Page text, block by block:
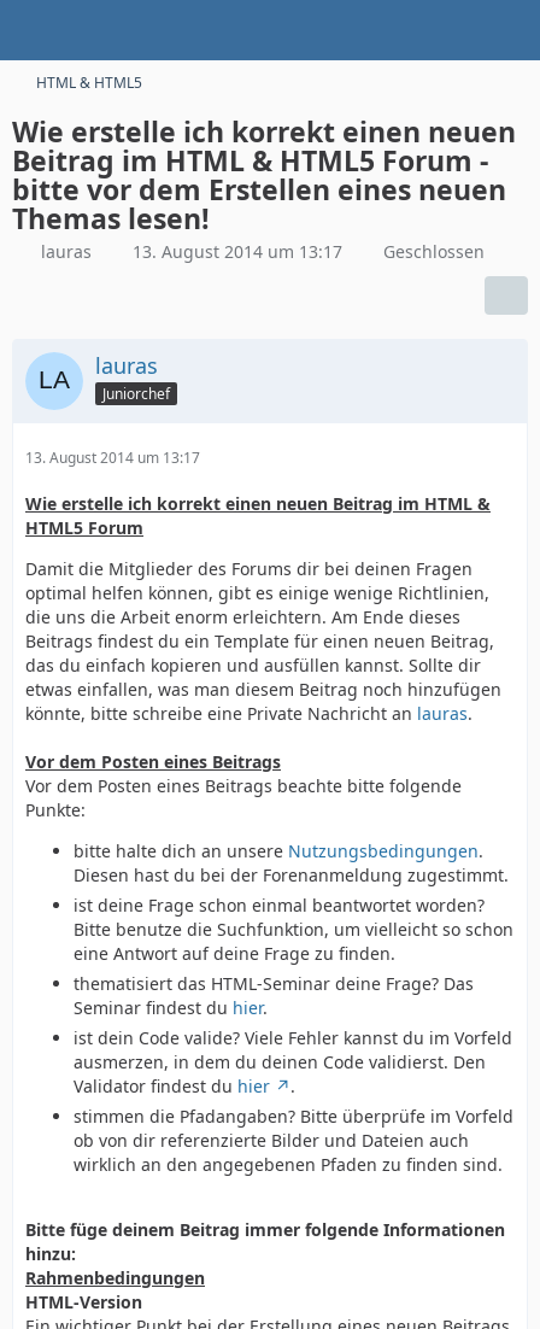
HTML & HTML5
Wie erstelle ich korrekt einen neuen
Beitrag im HTML & HTML5 Forum -
bitte vor dem Erstellen eines neuen
Themas lesen!
lauras 13. August 2014 um 13:17 Geschlossen
lauras
Juniorchef
13. August 2014 um 13:17
Wie erstelle ich korrekt einen neuen Beitrag im HTML &
HTML5 Forum
Damit die Mitglieder des Forums dir bei deinen Fragen
optimal helfen können, gibt es einige wenige Richtlinien,
die uns die Arbeit enorm erleichtern. Am Ende dieses
Beitrags findest du ein Template für einen neuen Beitrag,
das du einfach kopieren und ausfüllen kannst. Sollte dir
etwas einfallen, was man diesem Beitrag noch hinzufügen
könnte, bitte schreibe eine Private Nachricht an lauras.
Vor dem Posten eines Beitrags
Vor dem Posten eines Beitrags beachte bitte folgende
Punkte:
bitte halte dich an unsere Nutzungsbedingungen.
Diesen hast du bei der Forenanmeldung zugestimmt.
ist deine Frage schon einmal beantwortet worden?
Bitte benutze die Suchfunktion, um vielleicht so schon
eine Antwort auf deine Frage zu finden.
thematisiert das HTML-Seminar deine Frage? Das
Seminar findest du hier.
ist dein Code valide? Viele Fehler kannst du im Vorfeld
ausmerzen, in dem du deinen Code validierst. Den
Validator findest du hier
.
stimmen die Pfadangaben? Bitte überprüfe im Vorfeld
ob von dir referenzierte Bilder und Dateien auch
wirklich an den angegebenen Pfaden zu finden sind.
Bitte füge deinem Beitrag immer folgende Informationen
hinzu:
Rahmenbedingungen
HTML-Version